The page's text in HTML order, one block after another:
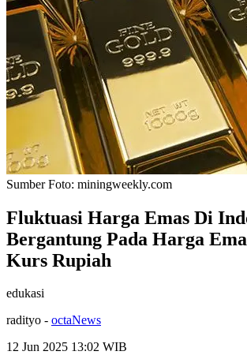
Sumber Foto: miningweekly.com
Fluktuasi Harga Emas Di
Bergantung Pada Harga
Kurs Rupiah
edukasi
radityo - octaNews
12 Jun 2025 13:02 WIB